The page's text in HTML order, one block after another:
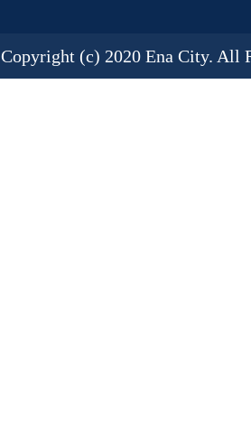
Copyright (c) 2020 Ena City. All